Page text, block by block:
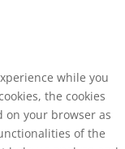
while you
the cookies
on your browser as
of the